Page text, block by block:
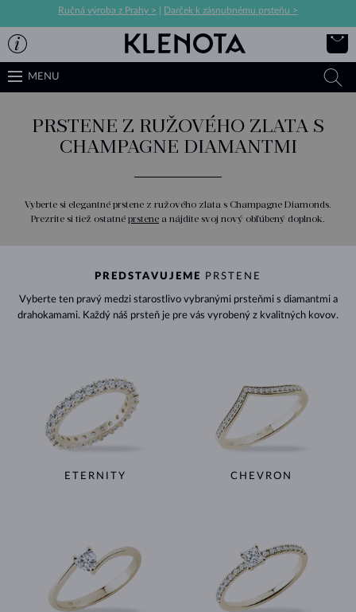
Ručná výroba z Prahy > Darček k zásnubnému prsteňu >
MENU
PRSTENE Z RUŽOVÉHO ZLATA S
CHAMPAGNE DIAMANTMI
Vyberte si elegantné prstene z ružového zlata s Champagne Diamonds.
Prezrite si tiež ostatné prstene a nájdite svoj nový obľúbený doplnok.
PREDSTAVUJEME PRSTENE
Vyberte ten pravý medzi starostlivo vybranými prsteňmi s diamantmi a
drahokamami. Každý náš prsteň je pre vás vyrobený z kvalitných kovov.
ETERNITY CHEVRON